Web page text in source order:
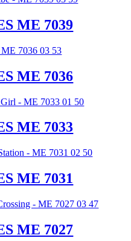
ME 7039
ME 7036
ME 7033
ME 7031
ME 7027